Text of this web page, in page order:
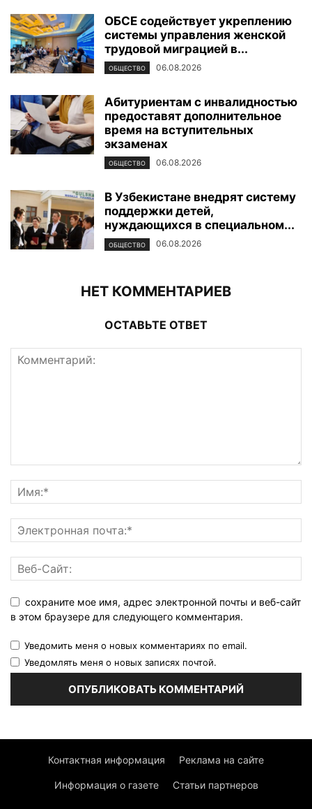
ОБСЕ содействует укреплению
системы управления женской
трудовой миграцией в...
ОБЩЕСТВО 06.08.2026
Абитуриентам с инвалидностью
предоставят дополнительное
время на вступительных
экзаменах
ОБЩЕСТВО 06.08.2026
В Узбекистане внедрят систему
поддержки детей,
нуждающихся в специальном...
ОБЩЕСТВО 06.08.2026
НЕТ КОММЕНТАРИЕВ
ОСТАВЬТЕ ОТВЕТ
сохраните мое имя, адрес электронной почты и веб-сайт
в этом браузере для следующего комментария.
Уведомить меня о новых комментариях по email.
Уведомлять меня о новых записях почтой.
Контактная информация Реклама на сайте
Информация о газете Статьи партнеров